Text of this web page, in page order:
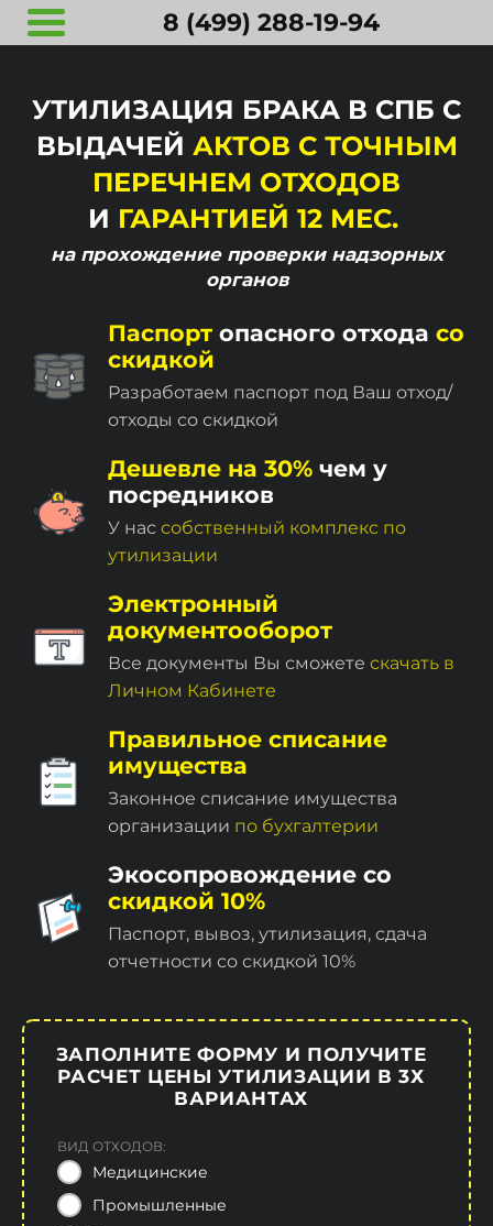
8 (499) 288-19-94
УТИЛИЗАЦИЯ БРАКА В СПБ С
ВЫДАЧЕЙ АКТОВ С ТОЧНЫМ
ПЕРЕЧНЕМ ОТХОДОВ
И ГАРАНТИЕЙ 12 МЕС.
на прохождение проверки надзорных
органов
Паспорт опасного отхода со
скидкой
Разработаем паспорт под Ваш отход/
отходы со скидкой
Дешевле на 30% чем у
посредников
У нас собственный комплекc по
утилизации
Электронный
документооборот
Все документы Вы сможете скачать в
Личном Кабинете
Правильное списание
имущества
Законное списание имущества
организации по бухгалтерии
Экосопровождение со
скидкой 10%
Паспорт, вывоз, утилизация, сдача
отчетности со скидкой 10%
ЗАПОЛНИТЕ ФОРМУ И ПОЛУЧИТЕ
РАСЧЕТ ЦЕНЫ УТИЛИЗАЦИИ В 3Х
ВАРИАНТАХ
ВИД ОТХОДОВ:
Медицинские
Промышленные